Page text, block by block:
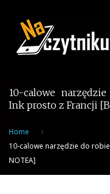
content
10-calowe
Ink prosto z Francji
Home
10-calowe narzędzie do
NOTEA]